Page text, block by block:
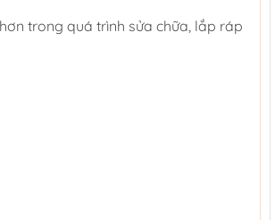
trong quá trình sửa chữa, lắp ráp